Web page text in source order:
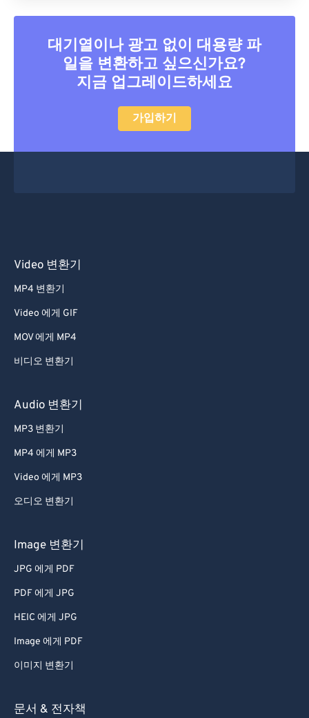
대기열이나 광고 없이 대용량 파
일을 변환하고 싶으신가요?
지금 업그레이드하세요
가입하기
Video 변환기
MP4 변환기
Video 에게 GIF
MOV 에게 MP4
비디오 변환기
Audio 변환기
MP3 변환기
MP4 에게 MP3
Video 에게 MP3
오디오 변환기
Image 변환기
JPG 에게 PDF
PDF 에게 JPG
HEIC 에게 JPG
Image 에게 PDF
이미지 변환기
문서 & 전자책